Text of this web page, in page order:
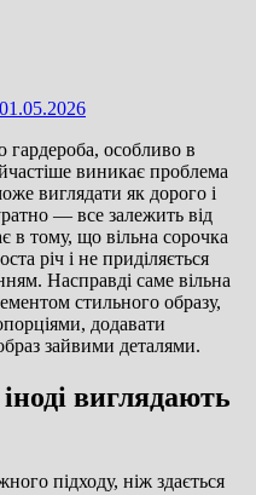
01.05.2026
гардероба, особливо в
виникає проблема
виглядати як дорого і
— все залежить від
в тому, що вільна сорочка
річ і не приділяється
Насправді саме вільна
стильного образу,
додавати
зайвими деталями.
виглядають
підходу, ніж здається